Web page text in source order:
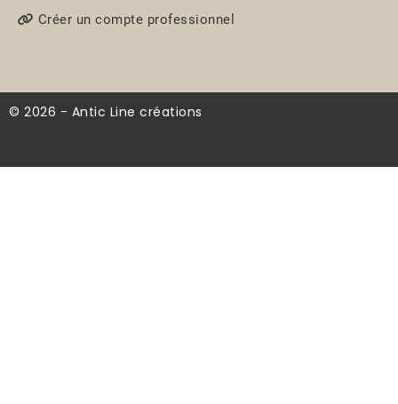
Créer un compte professionnel
© 2026 - Antic Line créations